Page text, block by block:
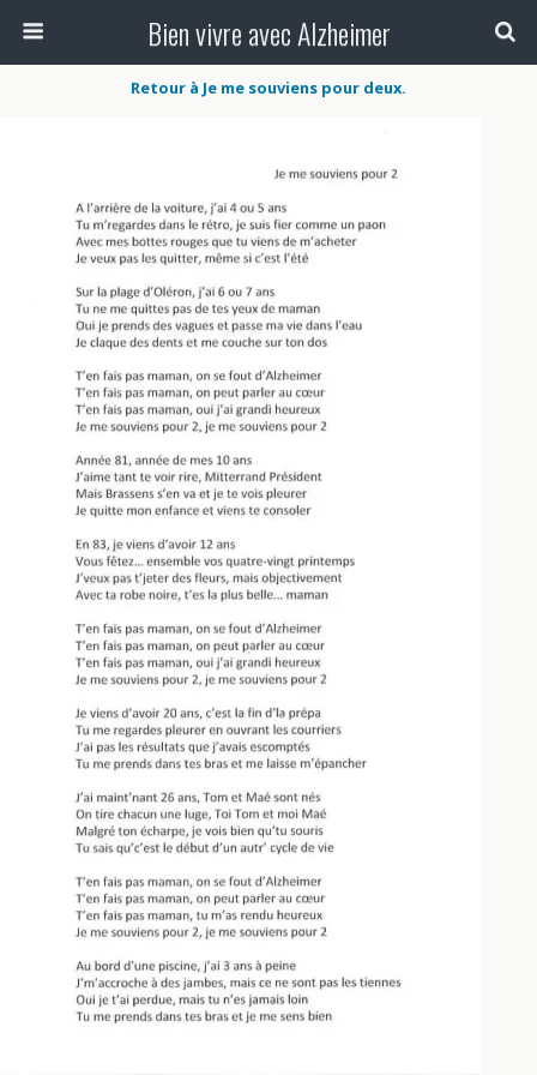
Bien vivre avec Alzheimer
Retour à Je me souviens pour deux.